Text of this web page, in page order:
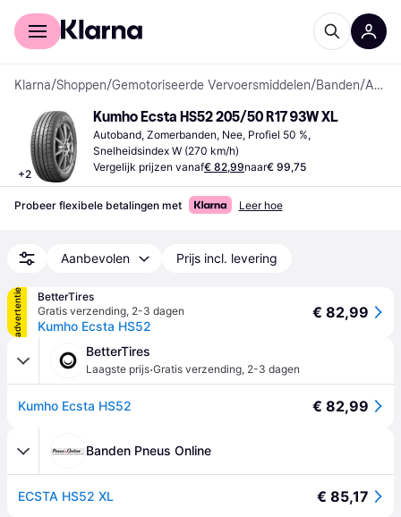
Voor shoppers
Klarna/Shoppen/Gemotoriseerde Vervoersmiddelen/Banden/ Autobanden
+2
Kumho Ecsta HS52 205/50 R17 93W XL
Autoband, Zomerbanden, Nee, Profiel 50 %,
Snelheidsindex W (270 km/h)
Vergelijk prijzen vanaf€ 82,99naar€ 99,75
Probeer flexibele betalingen met Leer hoe
Aanbevolen Prijs incl. levering
advertentie
BetterTires
Gratis verzending, 2-3 dagen
Kumho Ecsta HS52
€ 82,99
BetterTires
Laagste prijs·Gratis verzending, 2-3 dagen
Kumho Ecsta HS52 € 82,99
Banden Pneus Online
ECSTA HS52 XL € 85,17